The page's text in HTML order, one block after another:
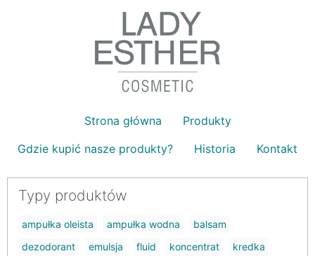
Strona główna
Produkty
Gdzie kupić nasze produkty?
Historia Kontakt
Typy produktów
ampułka oleista ampułka wodna
balsam
dezodorant
emulsja fluid koncentrat
kredka